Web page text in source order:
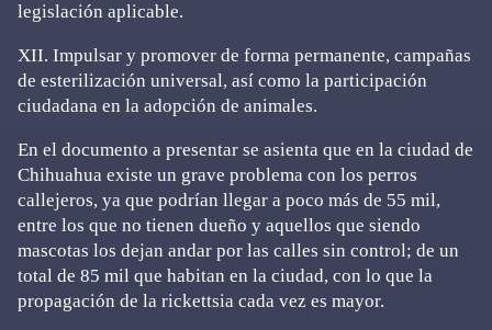
legislación aplicable.
XII. Impulsar y promover de forma permanente, campañas
de esterilización universal, así como la participación
ciudadana en la adopción de animales.
En el documento a presentar se asienta que en la ciudad de
Chihuahua existe un grave problema con los perros
callejeros, ya que podrían llegar a poco más de 55 mil,
entre los que no tienen dueño y aquellos que siendo
mascotas los dejan andar por las calles sin control; de un
total de 85 mil que habitan en la ciudad, con lo que la
propagación de la rickettsia cada vez es mayor.